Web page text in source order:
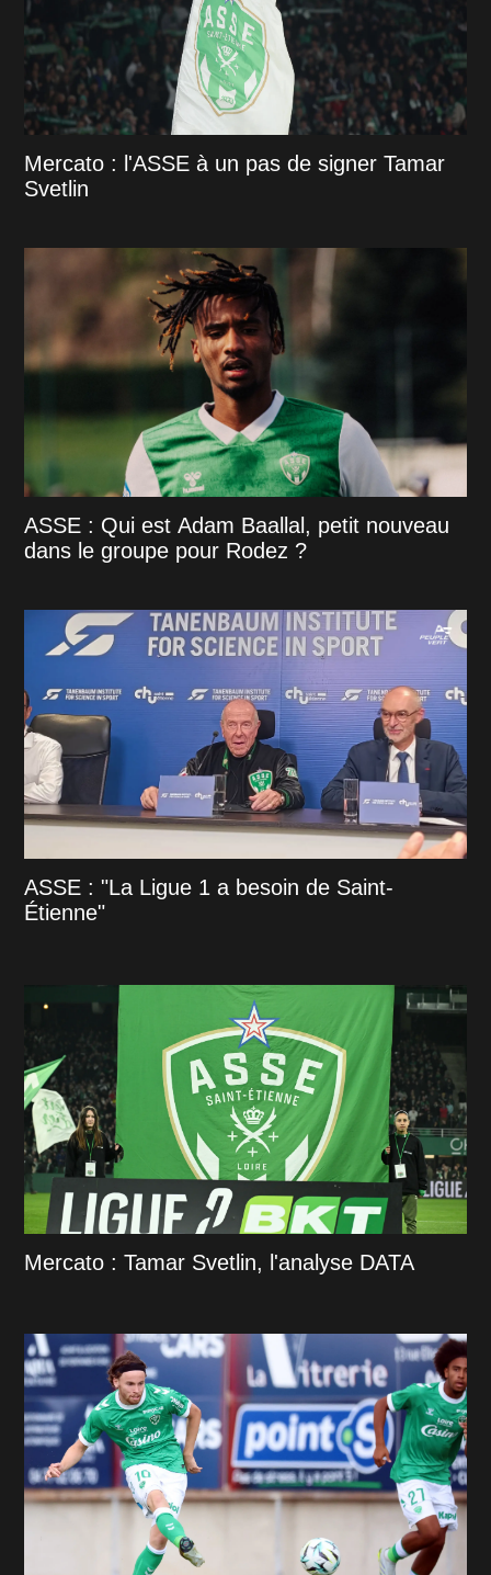
Mercato : l'ASSE à un pas de signer Tamar
Svetlin
ASSE : Qui est Adam Baallal, petit nouveau
dans le groupe pour Rodez ?
ASSE : "La Ligue 1 a besoin de Saint-
Étienne"
Mercato : Tamar Svetlin, l'analyse DATA